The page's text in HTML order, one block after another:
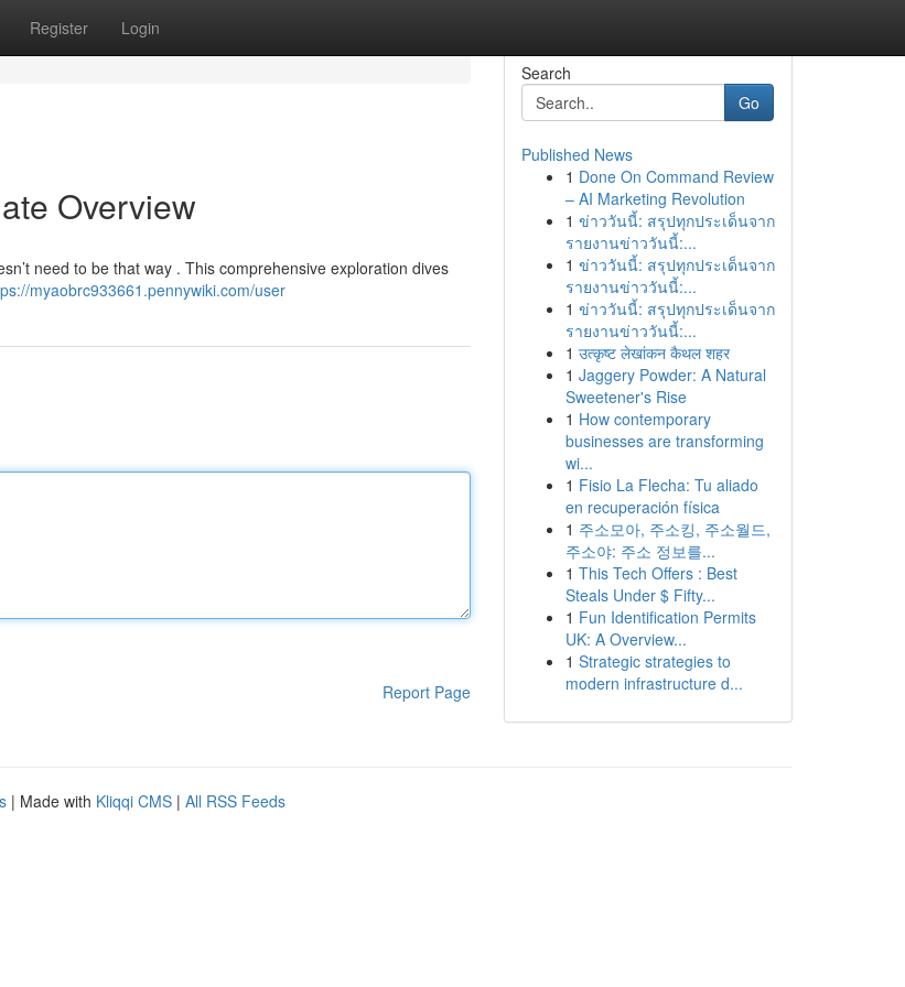
Register Login
Overview
need to be that way . This comprehensive exploration dives
myaobrc933661.pennywiki.com/user
Report Page
Search
Go
Published News
1 Done On Command Review
– AI Marketing Revolution
1 ข่าววันนี้: สรุปทุกประเด็นจาก
รายงานข่าววันนี้:...
1 ข่าววันนี้: สรุปทุกประเด็นจาก
รายงานข่าววันนี้:...
1 ข่าววันนี้: สรุปทุกประเด็นจาก
รายงานข่าววันนี้:...
1 उत्कृष्ट लेखांकन कैथल शहर
1 Jaggery Powder: A Natural
Sweetener's Rise
1 How contemporary
businesses are transforming
wi...
1 Fisio La Flecha: Tu aliado
en recuperación física
1 주소모아, 주소킹, 주소월드,
주소야: 주소 정보를...
1 This Tech Offers : Best
Steals Under $ Fifty...
1 Fun Identification Permits
UK: A Overview...
1 Strategic strategies to
modern infrastructure d...
| Made with Kliqqi CMS | All RSS Feeds